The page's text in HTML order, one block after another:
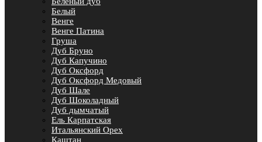
Белый
Венге
Венге Патина
Груша
Дуб Бруно
Дуб Капучино
Дуб Оксфорд
Дуб Оксфорд Медовый
Дуб Шале
Дуб Шоколадный
Дуб дымчатый
Ель Карпатская
Итальянский Орех
Каштан